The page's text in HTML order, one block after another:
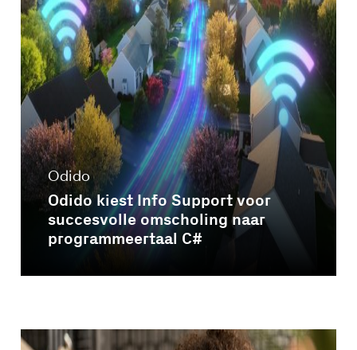
Odido
Odido kiest Info Support voor
succesvolle omscholing naar
programmeertaal C#